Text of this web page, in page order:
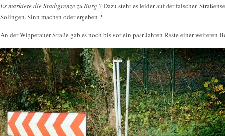
Es markiere die Stadtgrenze zu Burg ? Dazu steht es leider auf der falschen
Solingen. Sinn machen oder ergeben ?
An der Wipperauer Straße gab es noch bis vor ein paar Jahren Reste einer weiteren